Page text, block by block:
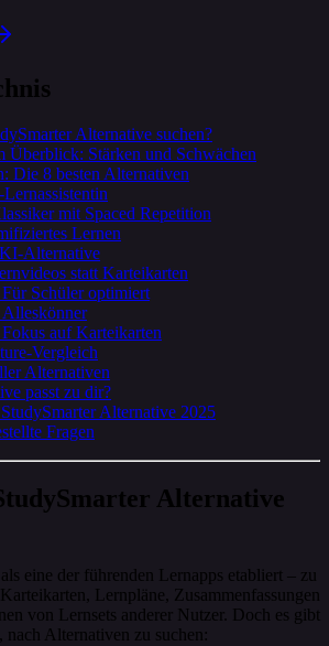
Alternative suchen?
Überblick: Stärken und Schwächen
Die 8 besten Alternativen
mit Spaced Repetition
Lernen
Alternative
statt Karteikarten
Schüler optimiert
auf Karteikarten
Vergleich
Alternativen
passt zu dir?
Alternative 2025
Fragen
Alternative
eine der führenden Lernapps etabliert – zu
Lernpläne, Zusammenfassungen
von Lernsets anderer Nutzer. Doch es gibt
nach Alternativen zu suchen: